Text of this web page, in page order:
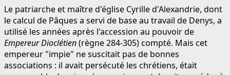
Le patriarche et maître d'église Cyrille d'Alexandrie, dont
le calcul de Pâques a servi de base au travail de Denys, a
utilisé les années après l'accession au pouvoir de
Empereur Dioclétien(règne 284-305) compté. Mais cet
empereur "impie" ne suscitait pas de bonnes
associations : il avait persécuté les chrétiens, était